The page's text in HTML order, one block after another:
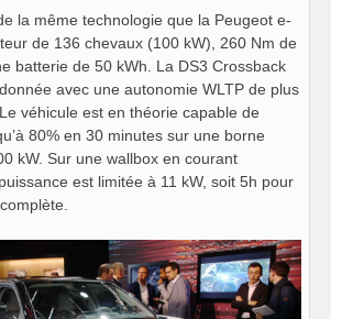
la même technologie que la Peugeot e-
de 136 chevaux (100 kW), 260 Nm de
batterie de 50 kWh. La DS3 Crossback
avec une autonomie WLTP de plus
véhicule est en théorie capable de
80% en 30 minutes sur une borne
kW. Sur une wallbox en courant
est limitée à 11 kW, soit 5h pour